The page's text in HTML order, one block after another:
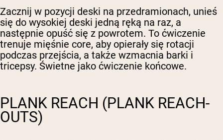
Zacznij w pozycji deski na przedramionach, unieś
się do wysokiej deski jedną ręką na raz, a
następnie opuść się z powrotem. To ćwiczenie
trenuje mięśnie core, aby opierały się rotacji
podczas przejścia, a także wzmacnia barki i
tricepsy. Świetne jako ćwiczenie końcowe.
PLANK REACH (PLANK REACH-
OUTS)